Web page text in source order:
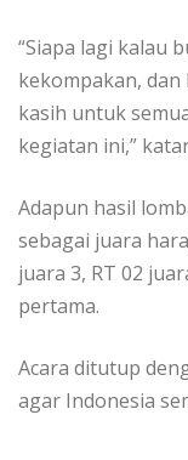
“Siapa lagi kalau
kekompakan,
kasih untuk
kegiatan ini,”
Adapun hasil
sebagai juara
juara 3, RT 02
pertama.
Acara ditutup
agar Indonesia